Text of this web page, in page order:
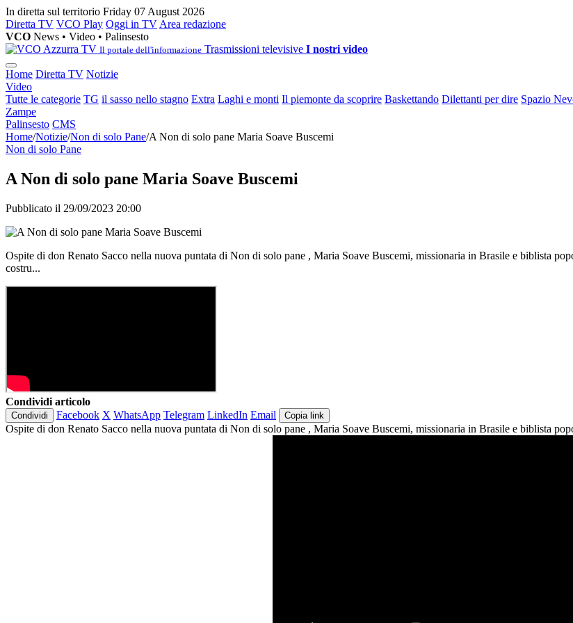
In diretta sul territorio Friday 07 August 2026
Diretta TV VCO Play Oggi in TV Area redazione
VCO News • Video • Palinsesto
Il portale dell'informazione Trasmissioni televisive I nostri video
Home Diretta TV Notizie
Video
Tutte le categorie TG il sasso nello stagno Extra Laghi e monti Il piemonte da scoprire Baskettando Dilettanti per dire Spazio
Zampe
Palinsesto CMS
Home/Notizie/Non di solo Pane/A Non di solo pane Maria Soave Buscemi
Non di solo Pane
A Non di solo pane Maria Soave Buscemi
Pubblicato il 29/09/2023 20:00
Ospite di don Renato Sacco nella nuova puntata di Non di solo pane , Maria Soave Buscemi, missionaria in Brasile e biblista
costru...
Condividi articolo
Condividi Facebook X WhatsApp Telegram LinkedIn Email Copia link
Ospite di don Renato Sacco nella nuova puntata di Non di solo pane , Maria Soave Buscemi, missionaria in Brasile e biblista